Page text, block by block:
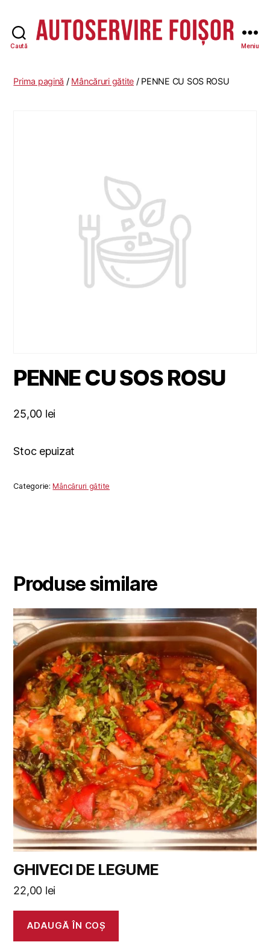
Caută Meniu
Prima pagină / Mâncăruri gătite / PENNE CU SOS ROSU
PENNE CU SOS ROSU
25,00 lei
Stoc epuizat
Categorie:Mâncăruri gătite
Produse similare
GHIVECI DE LEGUME
22,00 lei
ADAUGĂ ÎN COȘ